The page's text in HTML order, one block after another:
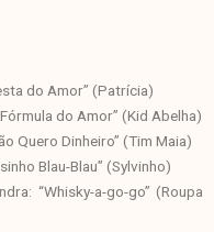
do Amor” (Patrícia)
do Amor” (Kid Abelha)
Quero Dinheiro” (Tim Maia)
Blau-Blau” (Sylvinho)
“Whisky-a-go-go” (Roupa